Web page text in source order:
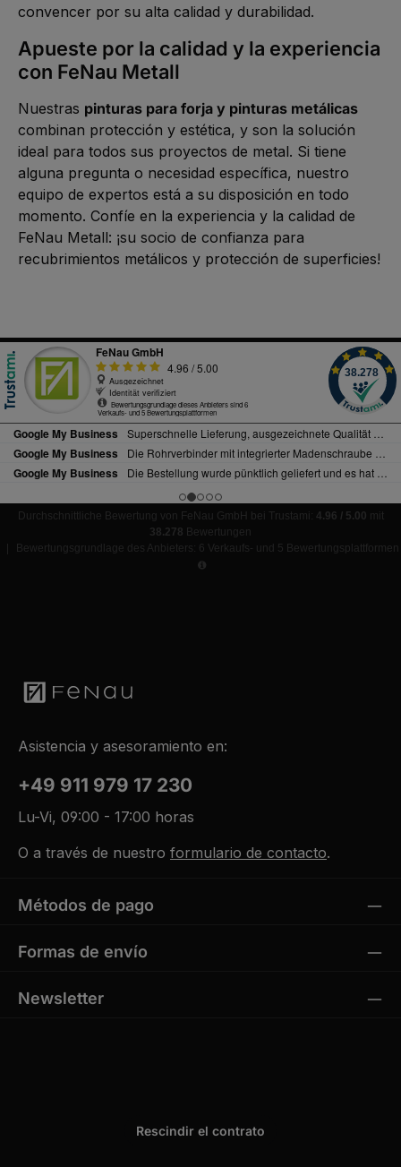
convencer por su alta calidad y durabilidad.
Apueste por la calidad y la experiencia
con FeNau Metall
Nuestras pinturas para forja y pinturas metálicas
combinan protección y estética, y son la solución
ideal para todos sus proyectos de metal. Si tiene
alguna pregunta o necesidad específica, nuestro
equipo de expertos está a su disposición en todo
momento. Confíe en la experiencia y la calidad de
FeNau Metall: ¡su socio de confianza para
recubrimientos metálicos y protección de superficies!
Durchschnittliche Bewertung von FeNau GmbH bei Trustami: 4.96 / 5.00 mit
38.278 Bewertungen
|
Bewertungsgrundlage des Anbieters: 6 Verkaufs- und 5 Bewertungsplattformen
Asistencia y asesoramiento en:
+49 911 979 17 230
Lu-Vi, 09:00 - 17:00 horas
O a través de nuestro formulario de contacto.
Métodos de pago
Formas de envío
Newsletter
Rescindir el contrato